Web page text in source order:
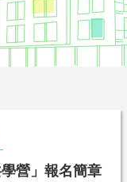
營」報名簡章